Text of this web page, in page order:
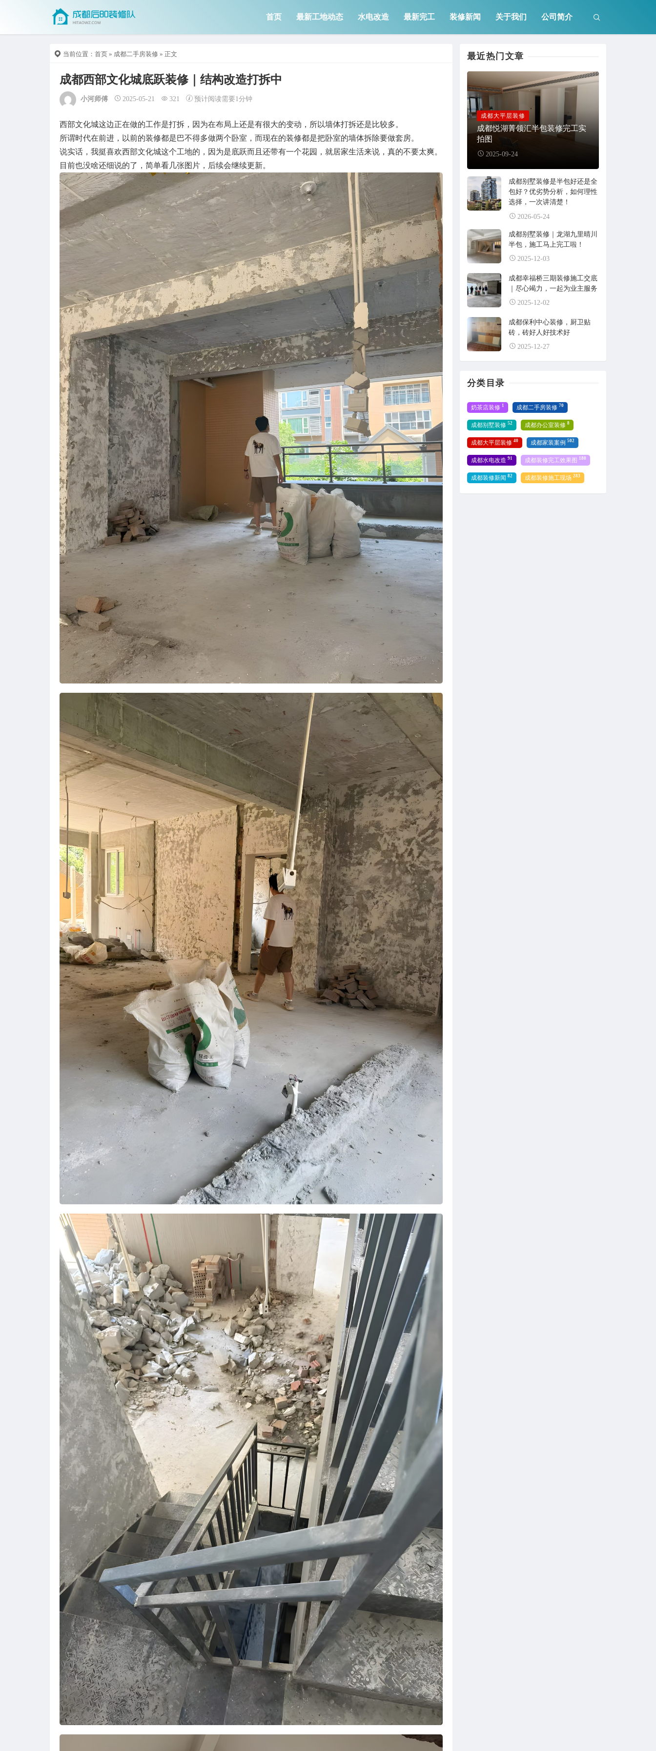
首页 最新工地动态 水电改造 最新完工 装修新闻 关于我们 公司简介
当前位置： 首页 » 成都二手房装修 » 正文
成都西部文化城底跃装修｜结构改造打拆中
小河师傅 2025-05-21 321 预计阅读需要1分钟
西部文化城这边正在做的工作是打拆，因为在布局上还是有很大的变动，所以墙体打拆还是比较多。
所谓时代在前进，以前的装修都是巴不得多做两个卧室，而现在的装修都是把卧室的墙体拆除要做套房。
说实话，我挺喜欢西部文化城这个工地的，因为是底跃而且还带有一个花园，就居家生活来说，真的不要太爽。
目前也没啥还细说的了，简单看几张图片，后续会继续更新。
最近热门文章
成都大平层装修
成都悦湖菁领汇半包装修完工实
拍图
2025-09-24
成都别墅装修是半包好还是全
包好？优劣势分析，如何理性
选择，一次讲清楚！
2026-05-24
成都别墅装修｜龙湖九里晴川
半包，施工马上完工啦！
2025-12-03
成都幸福桥三期装修施工交底
｜尽心竭力，一起为业主服务
2025-12-02
成都保利中心装修，厨卫贴
砖，砖好人好技术好
2025-12-27
分类目录
奶茶店装修 1 成都二手房装修 70
成都别墅装修 52 成都办公室装修 8
成都大平层装修 40 成都家装案例 502
成都水电改造 91 成都装修完工效果图 180
成都装修新闻 82 成都装修施工现场 283